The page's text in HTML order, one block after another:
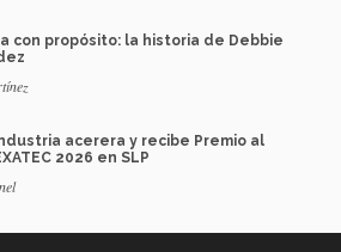
con propósito: la historia de Debbie
acerera y recibe Premio al
2026 en SLP